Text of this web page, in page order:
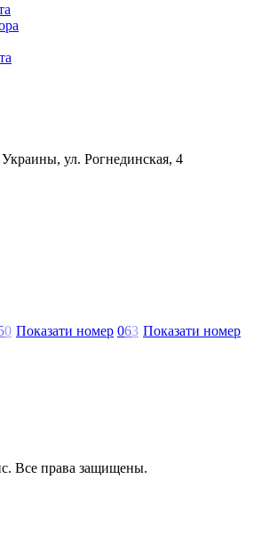
ул. Рогнединская, 4
0 Показати номер 063 Показати номер
Все права защищены.